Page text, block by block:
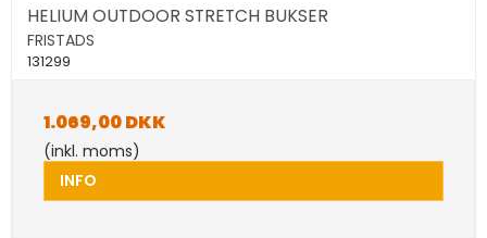
HELIUM OUTDOOR STRETCH BUKSER
FRISTADS
131299
1.069,00 DKK
(inkl. moms)
INFO